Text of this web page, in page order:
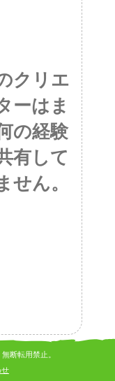
クリエ
ーはま
の経験
有して
せん。
断転用禁止。